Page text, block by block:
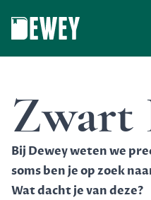
Zwart
Bij Dewey weten we
soms ben je op zoek
Wat dacht je van deze?